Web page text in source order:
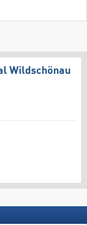
Wildschönau